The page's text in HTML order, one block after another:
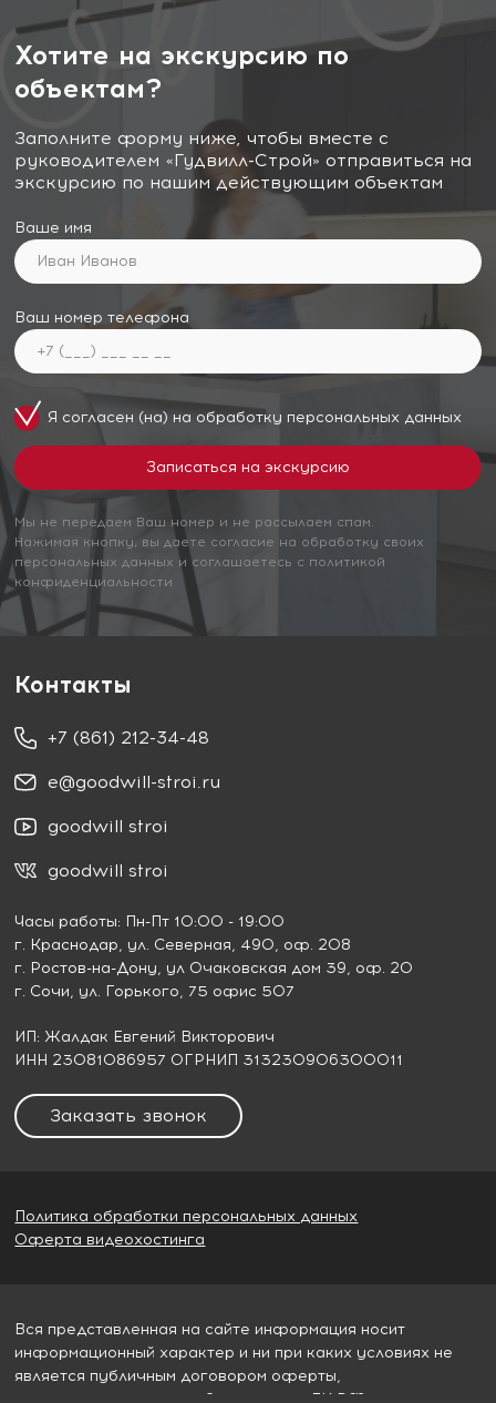
Хотите на экскурсию по
объектам?
Заполните форму ниже, чтобы вместе с
руководителем «Гудвилл-Строй» отправиться на
экскурсию по нашим действующим объектам
Ваше имя
Ваш номер телефона
Я согласен (на) на обработку персональных данных
Мы не передаем Ваш номер и не рассылаем спам.
Нажимая кнопку, вы даете согласие на обработку своих
персональных данных и соглашаетесь с политикой
конфиденциальности
Контакты
+7 (861) 212-34-48
e@goodwill-stroi.ru
goodwill stroi
goodwill stroi
Часы работы: Пн-Пт 10:00 - 19:00
г. Краснодар, ул. Северная, 490, оф. 208
г. Ростов-на-Дону, ул Очаковская дом 39, оф. 20
г. Сочи, ул. Горького, 75 офис 507
ИП: Жалдак Евгений Викторович
ИНН 23081086957 ОГРНИП 313230906300011
Заказать звонок
Политика обработки персональных данных
Оферта видеохостинга
Вся представленная на сайте информация носит
информационный характер и ни при каких условиях не
является публичным договором оферты,
определяемым пунктом 2 статьи 437 ГК РФ